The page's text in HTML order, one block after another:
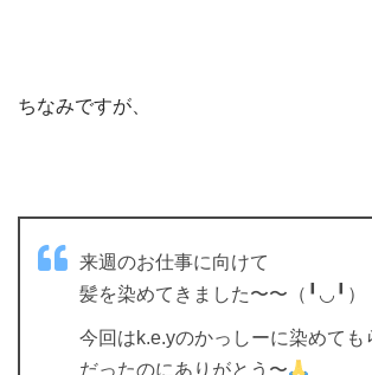
ちなみですが、
来週のお仕事に向けて
髪を染めてきました〜〜（╹◡╹）
今回はk.e.yのかっしーに染めても
だったのにありがとう〜